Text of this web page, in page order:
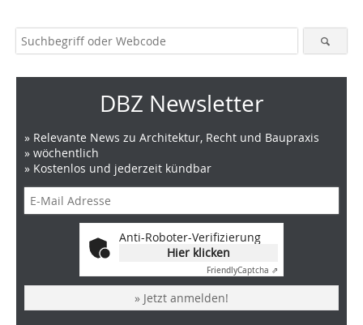
DBZ Newsletter
» Relevante News zu Architektur, Recht und Baupraxis
» wöchentlich
» Kostenlos und jederzeit kündbar
Anti-Roboter-Verifizierung
Hier klicken
FriendlyCaptcha ⇗
» Jetzt anmelden!